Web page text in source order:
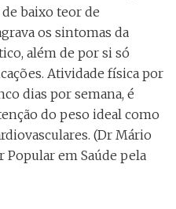
baixo teor de
os sintomas da
além de por si só
Atividade física por
dias por semana, é
do peso ideal como
(Dr Mário
Popular em Saúde pela